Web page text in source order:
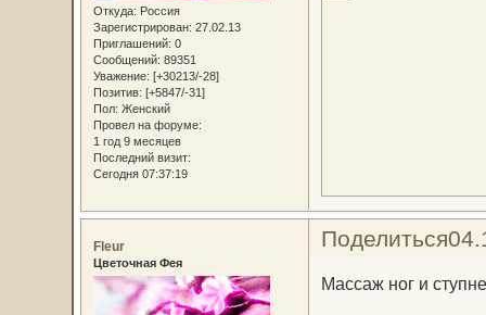
Откуда: Россия
Зарегистрирован: 27.02.13
Приглашений: 0
Сообщений: 89351
Уважение: [+30213/-28]
Позитив: [+5847/-31]
Пол: Женский
Провел на форуме:
1 год 9 месяцев
Последний визит:
Сегодня 07:37:19
Поделиться
Fleur
Цветочная Фея
Массаж ног и